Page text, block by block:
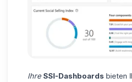
IhreSSI-Dashboards bieten